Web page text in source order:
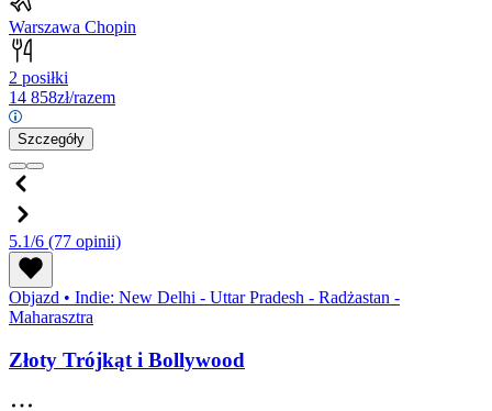
Warszawa Chopin
2 posiłki
14 858zł/razem
Szczegóły
5.1/6 (77 opinii)
Objazd • Indie: New Delhi - Uttar Pradesh - Radżastan -
Maharasztra
Złoty Trójkąt i Bollywood